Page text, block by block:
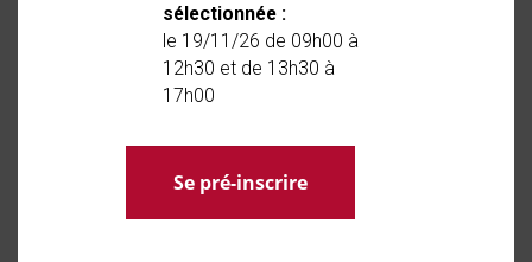
sélectionnée :
le 19/11/26 de 09h00 à
12h30 et de 13h30 à
17h00
Se pré-inscrire